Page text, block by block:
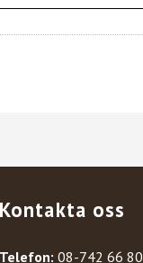
Kontakta oss
Telefon: 08-742 66 80